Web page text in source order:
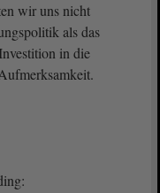
wir uns nicht
als das
in die